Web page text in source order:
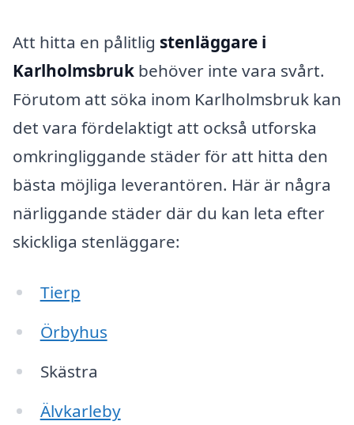
Att hitta en pålitlig stenläggare i
Karlholmsbruk behöver inte vara svårt.
Förutom att söka inom Karlholmsbruk kan
det vara fördelaktigt att också utforska
omkringliggande städer för att hitta den
bästa möjliga leverantören. Här är några
närliggande städer där du kan leta efter
skickliga stenläggare:
Tierp
Örbyhus
Skästra
Älvkarleby